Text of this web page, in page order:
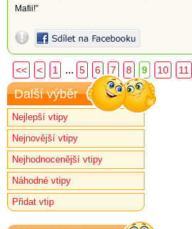
Mafii!”
<< < 1 ... 5 6 7 8 9 10 11
Další výběr
Nejlepší vtipy
Nejnovější vtipy
Nejhodnocenější vtipy
Náhodné vtipy
Přidat vtip